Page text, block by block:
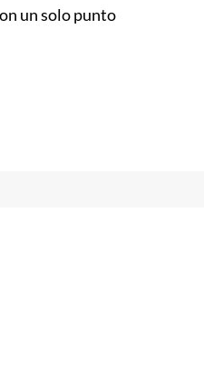
un solo punto